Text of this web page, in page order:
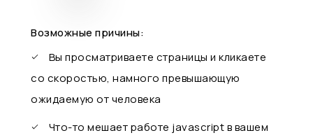
Возможные причины:
Вы просматриваете страницы и кликаете
со скоростью, намного превышающую
ожидаемую от человека
Что-то мешает работе javascript в вашем